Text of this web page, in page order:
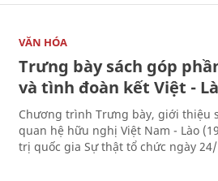
VĂN HÓA
Trưng bày sách góp
và tình đoàn kết Việt -
Chương trình Trưng bày, giới thiệu
quan hệ hữu nghị Việt Nam - Lào
trị quốc gia Sự thật tổ chức ngày 24/